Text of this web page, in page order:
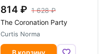
814
1 628
The Coronation Party
Curtis Norma
В корзину